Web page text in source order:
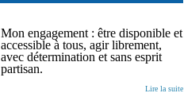
Mon engagement : être disponible et
accessible à tous, agir librement,
avec détermination et sans esprit
partisan.
Lire la suite